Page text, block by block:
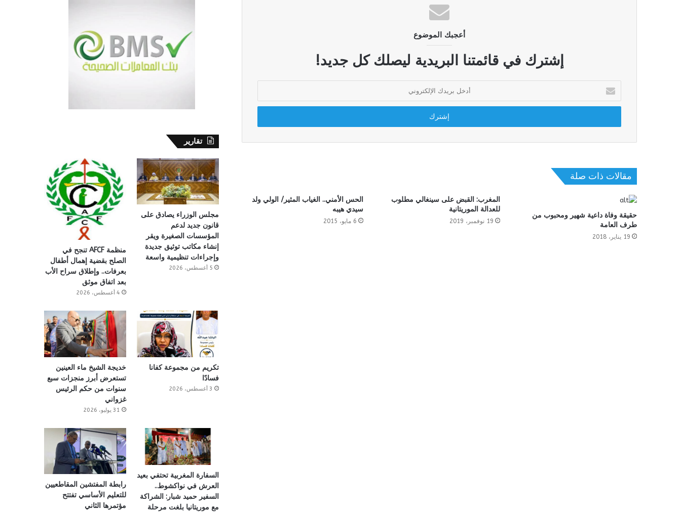
أعجبك الموضوع
إشترك في قائمتنا البريدية ليصلك كل جديد!
بريدك
الإلكتروني
مقالات ذات صلة
حقيقة وفاة داعية شهير ومحبوب من
طرف العامة
19 يناير، 2018
المغرب: القبض على سينغالي مطلوب
للعدالة الموريتانية
19 نوفمبر، 2019
الحس الأمني.. الغياب المثير/ الولي ولد
سيدي هيبه
6 مايو، 2015
تقارير
مجلس الوزراء يصادق على
قانون جديد لدعم
المؤسسات الصغيرة ويقر
إنشاء مكاتب توثيق جديدة
وإجراءات تنظيمية واسعة
5 أغسطس، 2026
منظمة AFCF تنجح في
الصلح بقضية إهمال أطفال
بعرفات.. وإطلاق سراح الأب
بعد اتفاق موثق
4 أغسطس، 2026
تكريم من مجموعة كفانا
فسادًا
3 أغسطس، 2026
خديجة الشيخ ماء العينين
تستعرض أبرز منجزات سبع
سنوات من حكم الرئيس
غزواني
31 يوليو، 2026
السفارة المغربية تحتفي بعيد
العرش في نواكشوط..
السفير حميد شبار: الشراكة
مع موريتانيا بلغت مرحلة
رابطة المفتشين المقاطعيين
للتعليم الأساسي تفتتح
مؤتمرها الثاني